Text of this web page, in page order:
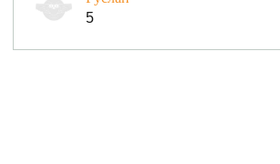
5